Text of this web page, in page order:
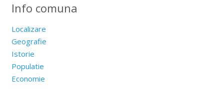
Info comuna
Localizare
Geografie
Istorie
Populatie
Economie